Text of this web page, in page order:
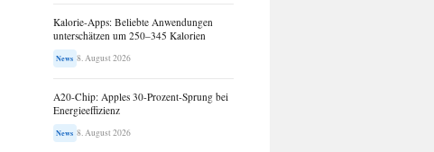
Kalorie-Apps: Beliebte Anwendungen
unterschätzen um 250–345 Kalorien
News 8. August 2026
A20-Chip: Apples 30-Prozent-Sprung bei
Energieeffizienz
News 8. August 2026